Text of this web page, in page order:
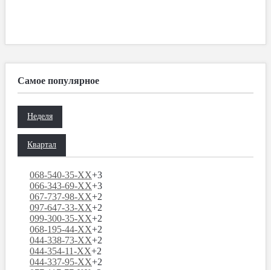
Самое популярное
Неделя
Квартал
068-540-35-XX+3
066-343-69-XX+3
067-737-98-XX+2
097-647-33-XX+2
099-300-35-XX+2
068-195-44-XX+2
044-338-73-XX+2
044-354-11-XX+2
044-337-95-XX+2